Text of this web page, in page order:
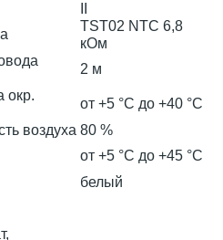
TST02 NTC 6,8
кОм
2 м
окр.
от +5 °С до +40 °C
воздуха 80 %
от +5 °С до +45 °C
белый